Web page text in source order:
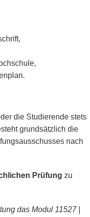
die Studierende stets
grundsätzlich die
nach
Prüfung zu
das Modul 11527 |